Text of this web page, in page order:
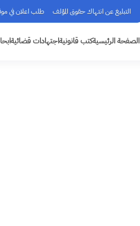
التبليغ عن انتهاك حقوق المؤلف طلب اعلان في
الصفحة الرئيسيةكتب قانونيةاجتهادات قضائية